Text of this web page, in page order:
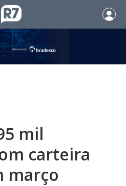
mil
carteira
março